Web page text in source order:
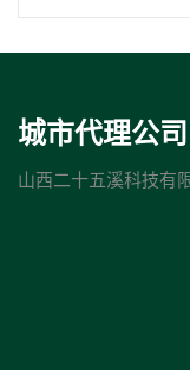
城市代理公司
山西二十五溪科技有